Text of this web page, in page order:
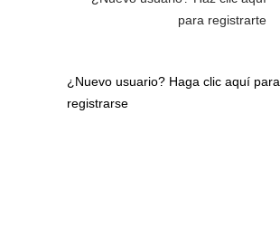
para registrarte
¿Nuevo usuario? Haga clic aquí para
registrarse